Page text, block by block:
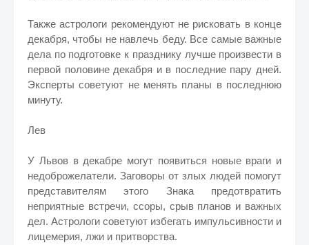
Также астрологи рекомендуют не рисковать в конце
декабря, чтобы не навлечь беду. Все самые важные
дела по подготовке к празднику лучше произвести в
первой половине декабря и в последние пару дней.
Эксперты советуют не менять планы в последнюю
минуту.
Лев
У Львов в декабре могут появиться новые враги и
недоброжелатели. Заговоры от злых людей помогут
представителям этого Знака предотвратить
неприятные встречи, ссоры, срыв планов и важных
дел. Астрологи советуют избегать импульсивности и
лицемерия, лжи и притворства.